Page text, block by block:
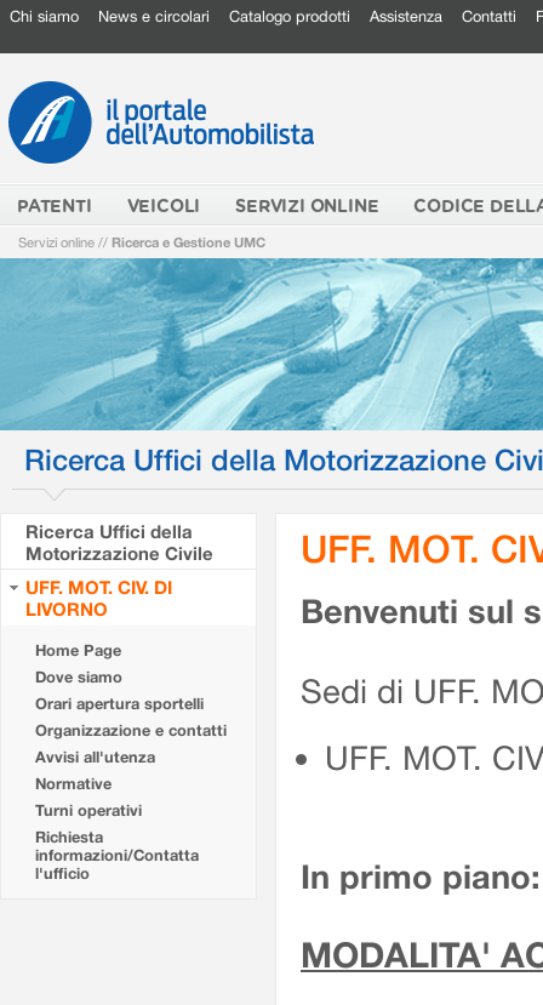
Chi siamo News e circolari Catalogo prodotti Assistenza Contatti
PATENTI VEICOLI SERVIZI ONLINE CODICE
Servizi online // Ricerca e Gestione UMC
Ricerca Uffici della Motorizzazione
Ricerca Uffici della
Motorizzazione Civile
UFF. MOT. CIV. DI
LIVORNO
Home Page
Dove siamo
Orari apertura sportelli
Organizzazione e contatti
Avvisi all'utenza
Normative
Turni operativi
Richiesta
informazioni/Contatta
l'ufficio
UFF. MOT.
Benvenuti sul
Sedi di UFF.
UFF. MOT.
In primo piano:
MODALITA'